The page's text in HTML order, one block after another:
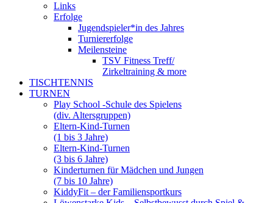
Links
Erfolge
Jugendspieler*in des Jahres
Turniererfolge
Meilensteine
TSV Fitness Treff/
Zirkeltraining & more
TISCHTENNIS
TURNEN
Play School -Schule des Spielens
(div. Altersgruppen)
Eltern-Kind-Turnen
(1 bis 3 Jahre)
Eltern-Kind-Turnen
(3 bis 6 Jahre)
Kinderturnen für Mädchen und Jungen
(7 bis 10 Jahre)
KiddyFit – der Familiensportkurs